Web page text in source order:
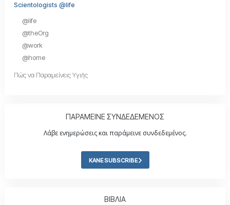
Scientologists @life
@life
@theOrg
@work
@home
Πώς να Παραμείνεις Υγιής
ΠΑΡΑΜΕΙΝΕ ΣΥΝΔΕΔΕΜΕΝΟΣ
Λάβε ενημερώσεις και παράμεινε συνδεδεμένος.
ΚΑΝΕ SUBSCRIBE
ΒΙΒΛΙΑ